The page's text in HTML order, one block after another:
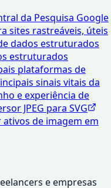
da Pesquisa Google
sites rastreáveis, úteis
dados estruturados
estruturados
plataformas de
sinais vitais da
e experiência de
JPEG para SVG
de imagem em
e empresas